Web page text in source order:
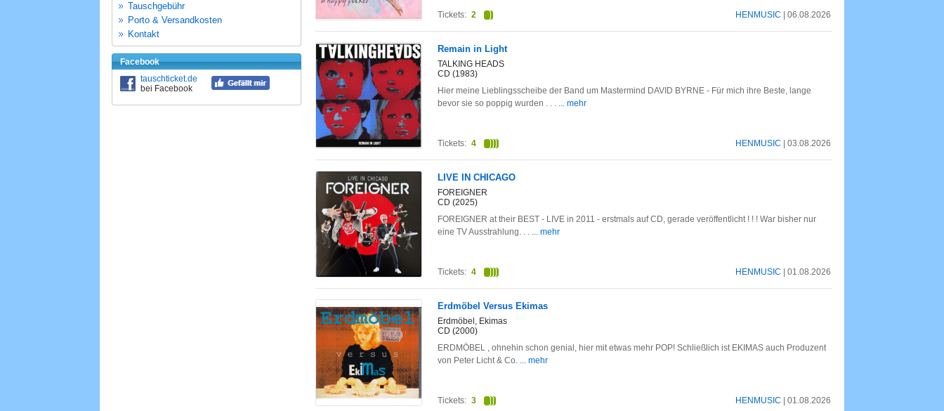
Tauschgebühr
Porto & Versandkosten
Kontakt
Facebook
tauschticket.de
bei Facebook
HENMUSIC | 06.08.2026
Tickets: 2
Remain in Light
TALKING HEADS
CD (1983)
Hier meine Lieblingsscheibe der Band um Mastermind DAVID BYRNE - Für mich ihre Beste, lange
bevor sie so poppig wurden . . . ... mehr
HENMUSIC | 03.08.2026
Tickets: 4
LIVE IN CHICAGO
FOREIGNER
CD (2025)
FOREIGNER at their BEST - LIVE in 2011 - erstmals auf CD, gerade veröffentlicht ! ! ! War bisher nur
eine TV Ausstrahlung. . . ... mehr
HENMUSIC | 01.08.2026
Tickets: 4
Erdmöbel Versus Ekimas
Erdmöbel, Ekimas
CD (2000)
ERDMÖBEL , ohnehin schon genial, hier mit etwas mehr POP! Schließlich ist EKIMAS auch Produzent
von Peter Licht & Co. ... mehr
HENMUSIC | 01.08.2026
Tickets: 3